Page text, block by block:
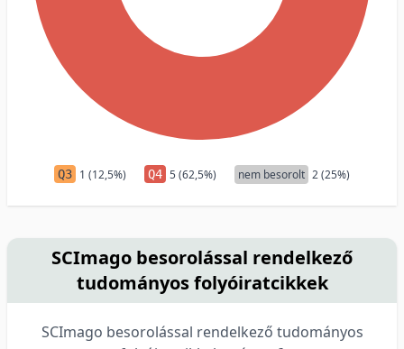
Q3 1 (12,5%) Q4 5 (62,5%) nem besorolt 2 (25%)
SCImago besorolással rendelkező
tudományos folyóiratcikkek
SCImago besorolással rendelkező tudományos